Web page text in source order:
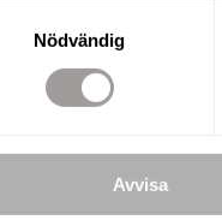
Nödvändig
Avvisa
villa